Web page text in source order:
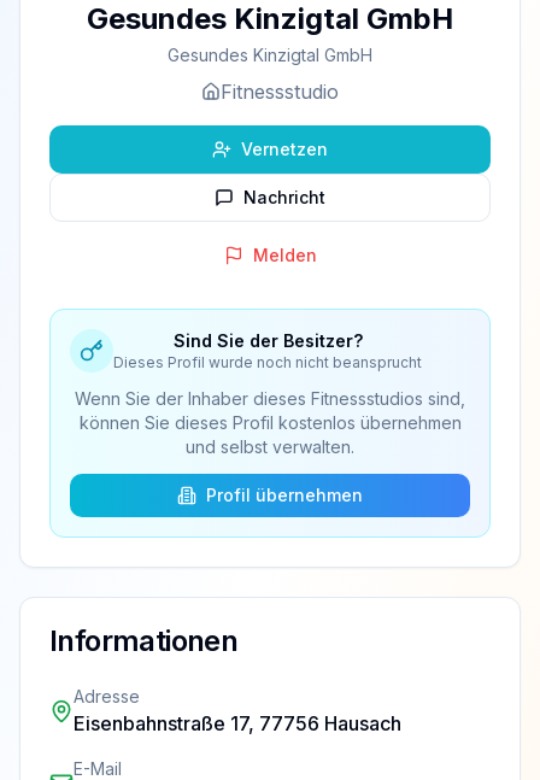
Gesundes Kinzigtal GmbH
Gesundes Kinzigtal GmbH
Fitnessstudio
Vernetzen
Nachricht
Melden
Sind Sie der Besitzer?
Dieses Profil wurde noch nicht beansprucht
Wenn Sie der Inhaber dieses Fitnessstudios sind,
können Sie dieses Profil kostenlos übernehmen
und selbst verwalten.
Profil übernehmen
Informationen
Adresse
Eisenbahnstraße 17, 77756 Hausach
E-Mail